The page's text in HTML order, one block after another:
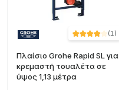
(1)
Πλαίσιο Grohe Rapid SL για
κρεμαστή τουαλέτα σε
ύψος 1,13 μέτρα